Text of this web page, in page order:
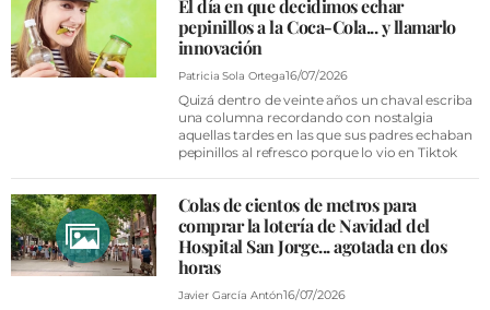
El día en que decidimos echar
pepinillos a la Coca-Cola... y llamarlo
innovación
Patricia Sola Ortega16/07/2026
Quizá dentro de veinte años un chaval escriba
una columna recordando con nostalgia
aquellas tardes en las que sus padres echaban
pepinillos al refresco porque lo vio en Tiktok
Colas de cientos de metros para
comprar la lotería de Navidad del
Hospital San Jorge... agotada en dos
horas
Javier García Antón16/07/2026